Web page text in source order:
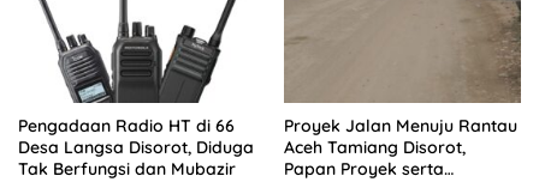
Pengadaan Radio HT di 66
Desa Langsa Disorot, Diduga
Tak Berfungsi dan Mubazir
Proyek Jalan Menuju Rantau
Aceh Tamiang Disorot,
Papan Proyek serta